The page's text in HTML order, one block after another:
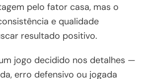
pelo fator casa, mas o
e qualidade
resultado positivo.
jogo decidido nos detalhes —
erro defensivo ou jogada